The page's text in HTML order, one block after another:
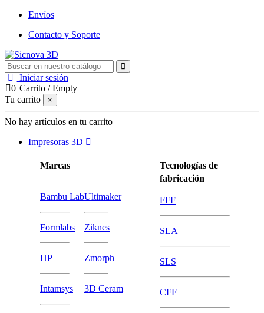
Envíos
Contacto y Soporte
Iniciar sesión
0 Carrito /Empty
Tu carrito
×
No hay artículos en tu carrito
Impresoras 3D
Marcas
Bambu Lab
Formlabs
HP
Intamsys
Ultimaker
Ziknes
Zmorph
3D Ceram
Tecnologías de
fabricación
FFF
SLA
SLS
CFF